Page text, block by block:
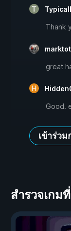
Thank
great
Good.
เข้าร่ว
สำรวจเกม